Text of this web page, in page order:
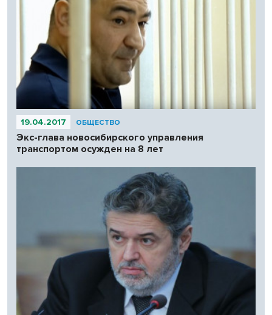
19.04.2017 ОБЩЕСТВО
Экс-глава новосибирского управления
транспортом осужден на 8 лет